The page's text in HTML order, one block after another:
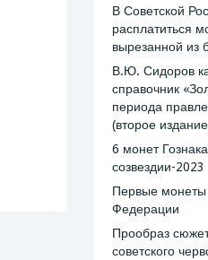
В Советской
расплатиться
вырезанной из
В.Ю. Сидоров
справочник
периода
(второе
6 монет
созвездии-2023
Первые монеты
Федерации
Прообраз
советского